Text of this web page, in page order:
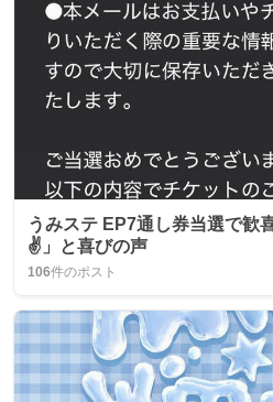
うみステ EP7通し券当選で歓
✌️」と喜びの声
106件のポスト